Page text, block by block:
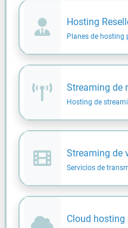
Hosting
Planes de hosting
Streaming de
Streaming de
Cloud hosting